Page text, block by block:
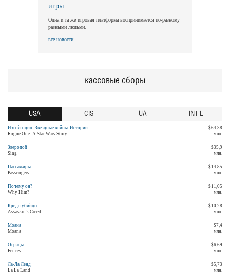
игры
Одна и та же игровая платформа воспринимается по-разному
разными людьми.
все новости...
кассовые сборы
USA CIS UA INT'L
Изгой-один: Звёздные войны. Истории
Rogue One: A Star Wars Story
$64,38
млн.
Зверопой
Sing
$35,9
млн.
Пассажиры
Passengers
$14,85
млн.
Почему он?
Why Him?
$11,05
млн.
Кредо убийцы
Assassin's Creed
$10,28
млн.
Моана
Moana
$7,4
млн.
Ограды
Fences
$6,69
млн.
Ла-Ла Ленд
La La Land
$5,73
млн.